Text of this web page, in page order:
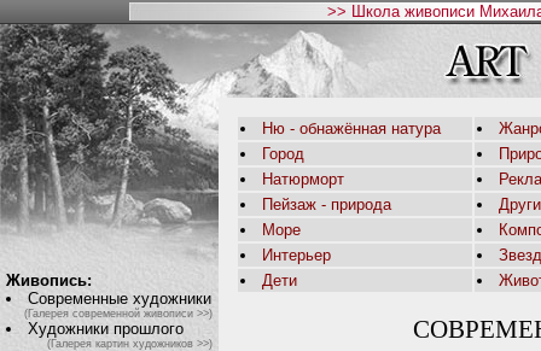
>> Школа живописи
Живопись:
Современные художники
(Галерея современной живописи >>)
Художники прошлого
(Галерея картин художников >>)
Ню - обнажённая натура
Город
Натюрморт
Пейзаж - природа
Море
Интерьер
Дети